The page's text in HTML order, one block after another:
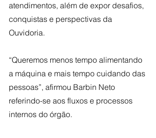
atendimentos, além de expor desafios,
conquistas e perspectivas da
Ouvidoria.
“Queremos menos tempo alimentando
a máquina e mais tempo cuidando das
pessoas”, afirmou Barbin Neto
referindo-se aos fluxos e processos
internos do órgão.